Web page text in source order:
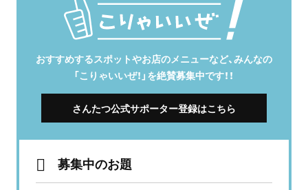
おすすめするスポットやお店のメニューなど、みんなの
「こりゃいいぜ！」を絶賛募集中です！！
さんたつ公式サポーター登録はこちら
募集中のお題